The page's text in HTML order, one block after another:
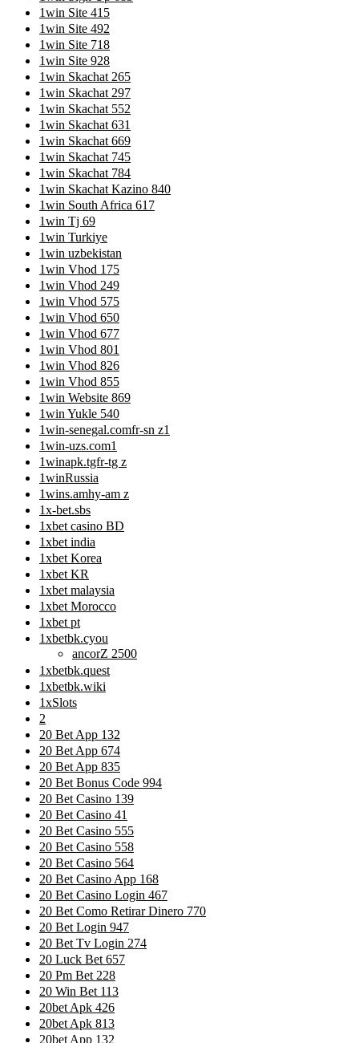
1win Site 415
1win Site 492
1win Site 718
1win Site 928
1win Skachat 265
1win Skachat 297
1win Skachat 552
1win Skachat 631
1win Skachat 669
1win Skachat 745
1win Skachat 784
1win Skachat Kazino 840
1win South Africa 617
1win Tj 69
1win Turkiye
1win uzbekistan
1win Vhod 175
1win Vhod 249
1win Vhod 575
1win Vhod 650
1win Vhod 677
1win Vhod 801
1win Vhod 826
1win Vhod 855
1win Website 869
1win Yukle 540
1win-senegal.comfr-sn z1
1win-uzs.com1
1winapk.tgfr-tg z
1winRussia
1wins.amhy-am z
1x-bet.sbs
1xbet casino BD
1xbet india
1xbet Korea
1xbet KR
1xbet malaysia
1xbet Morocco
1xbet pt
1xbetbk.cyou
ancorZ 2500
1xbetbk.quest
1xbetbk.wiki
1xSlots
2
20 Bet App 132
20 Bet App 674
20 Bet App 835
20 Bet Bonus Code 994
20 Bet Casino 139
20 Bet Casino 41
20 Bet Casino 555
20 Bet Casino 558
20 Bet Casino 564
20 Bet Casino App 168
20 Bet Casino Login 467
20 Bet Como Retirar Dinero 770
20 Bet Login 947
20 Bet Tv Login 274
20 Luck Bet 657
20 Pm Bet 228
20 Win Bet 113
20bet Apk 426
20bet Apk 813
20bet App 132